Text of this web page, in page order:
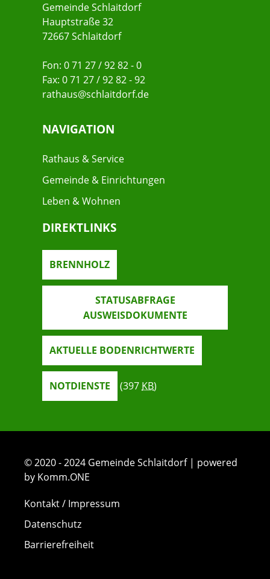
Gemeinde Schlaitdorf
Hauptstraße 32
72667 Schlaitdorf
Fon: 0 71 27 / 92 82 - 0
Fax: 0 71 27 / 92 82 - 92
rathaus@schlaitdorf.de
NAVIGATION
Rathaus & Service
Gemeinde & Einrichtungen
Leben & Wohnen
DIREKTLINKS
BRENNHOLZ
STATUSABFRAGE
AUSWEISDOKUMENTE
AKTUELLE BODENRICHTWERTE
NOTDIENSTE (397 KB)
© 2020 - 2024 Gemeinde Schlaitdorf | powered
by Komm.ONE
Kontakt / Impressum
Datenschutz
Barrierefreiheit